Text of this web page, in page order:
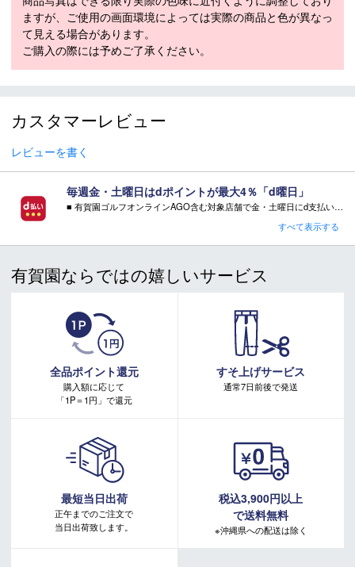
より堅牢なタン構造により、AJ1 と比較してより快適な履き心地が
実現します。 AJ1と比較して、かかとのフォームとグリップ力も強
化されています。
ソフトな乗り心地
ォームで作られ、ソックライナーは特殊なメモリーフォームで作ら
れています。
素材
繊維
アウトソール：合成底
取り扱いサイズ
25.5～29.0cm
表示カラー
ブラック/クールグレー/ホワイト（003）
発売
2025年
ますが、ご使用の画面環境によっては実際の商品と色が異なっ
て見える場合があります。
ご購入の際には予めご了承ください。
カスタマーレビュー
レビューを書く
毎週金・土曜日はdポイントが最大4％「d曜日」
■ 有賀園ゴルフオンラインAGO含む対象店舗で金・土曜日にd支払いをすると
■ キャンペーン期間：毎週 金・土曜日 AM 0:00 - PM 23:59
注意事項：
・有賀園ポイントの獲得には別途ログイン/新規登録が必要です。
・本特典は予告なく変更・中止させて頂く場合があります。
・本キャンペーンの特典を受ける場合、ドコモ専用ページでエントリーが必要です。
詳しくはこちらをご確認ください。
キャンペーンページ
すべて表示する
有賀園ならではの嬉しいサービス
全品ポイント還元
購入額に応じて
「1P＝1円」で還元
すそ上げサービス
通常7日前後で発送
最短当日出荷
正午までのご注文で
当日出荷致します。
税込3,900円以上
で送料無料
※沖縄県への配送は除く